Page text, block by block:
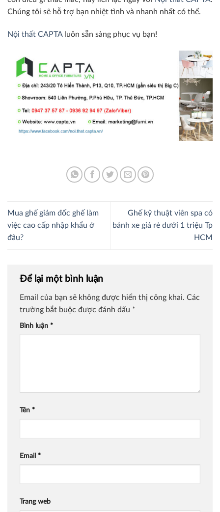
Chúng tôi sẽ hỗ trợ bạn nhiệt tình và nhanh nhất có thể.
Nội thất CAPTAluôn sẵn sàng phục vụ bạn!
Mua ghế giám đốc ghế làm
việc cao cấp nhập khẩu ở
đâu?
Ghế kỹ thuật viên spa có
bánh xe giá rẻ dưới 1 triệu Tp
HCM
Để lại một bình luận
Email của bạn sẽ không được hiển thị công khai. Các
trường bắt buộc được đánh dấu *
Bình luận *
Tên *
Email *
Trang web